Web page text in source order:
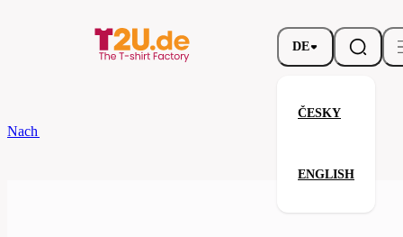
DE
ČESKY
ENGLISH
Nach dem Brand